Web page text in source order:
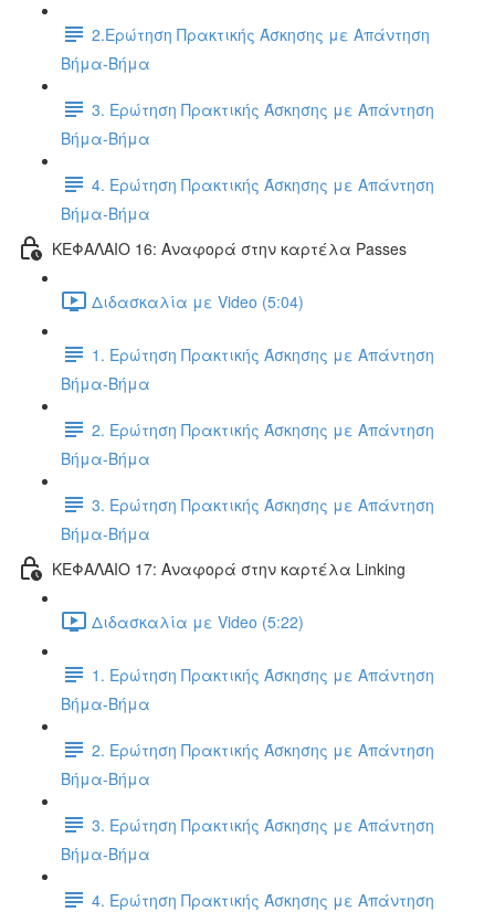
2.Ερώτηση Πρακτικής Άσκησης με Απάντηση
Βήμα-Βήμα
3. Ερώτηση Πρακτικής Άσκησης με Απάντηση
Βήμα-Βήμα
4. Ερώτηση Πρακτικής Άσκησης με Απάντηση
Βήμα-Βήμα
ΚΕΦΑΛΑΙΟ 16: Αναφορά στην καρτέλα Passes
Διδασκαλία με Video (5:04)
1. Ερώτηση Πρακτικής Άσκησης με Απάντηση
Βήμα-Βήμα
2. Ερώτηση Πρακτικής Άσκησης με Απάντηση
Βήμα-Βήμα
3. Ερώτηση Πρακτικής Άσκησης με Απάντηση
Βήμα-Βήμα
ΚΕΦΑΛΑΙΟ 17: Αναφορά στην καρτέλα Linking
Διδασκαλία με Video (5:22)
1. Ερώτηση Πρακτικής Άσκησης με Απάντηση
Βήμα-Βήμα
2. Ερώτηση Πρακτικής Άσκησης με Απάντηση
Βήμα-Βήμα
3. Ερώτηση Πρακτικής Άσκησης με Απάντηση
Βήμα-Βήμα
4. Ερώτηση Πρακτικής Άσκησης με Απάντηση